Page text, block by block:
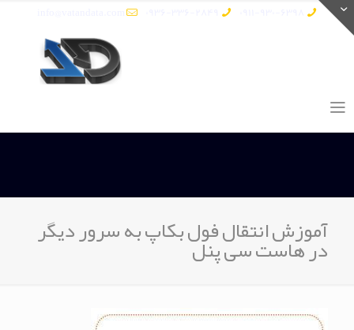
آموزش انتقال فول بکاپ به سرور دیگر
در هاست سی پنل